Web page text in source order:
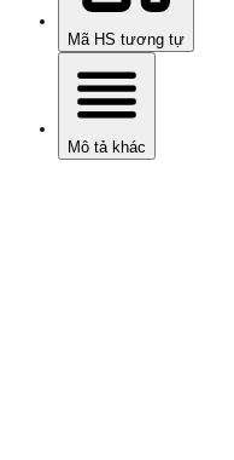
Mã HS tương tự
Mô tả khác